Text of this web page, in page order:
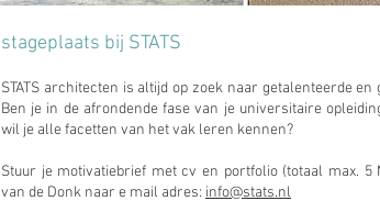
stageplaats bij STATS
STATS architecten is altijd op zoek naar getalenteerde en
Ben je in de afrondende fase van je universitaire
wil je alle facetten van het vak leren kennen?
Stuur je motivatiebrief met cv en portfolio (totaal max. 5
van de Donk naar e mail adres: info@stats.nl